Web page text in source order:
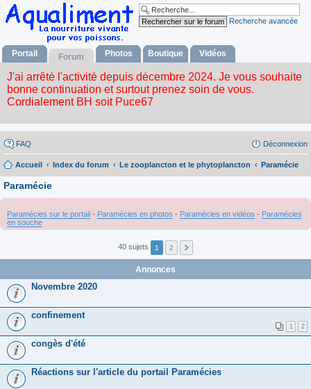
Recherche avancée
Portail Forum Photos Boutique Vidéos
FAQ Déconnexion
Accueil Index du forum Le zooplancton et le phytoplancton Paramécie
Paramécie
Paramécies sur le portail - Paramécies en photos - Paramécies en vidéos - Paramécies
en souche
40 sujets 1 2
Annonces
Novembre 2020
confinement
1 2
congès d'été
Réactions sur l'article du portail Paramécies